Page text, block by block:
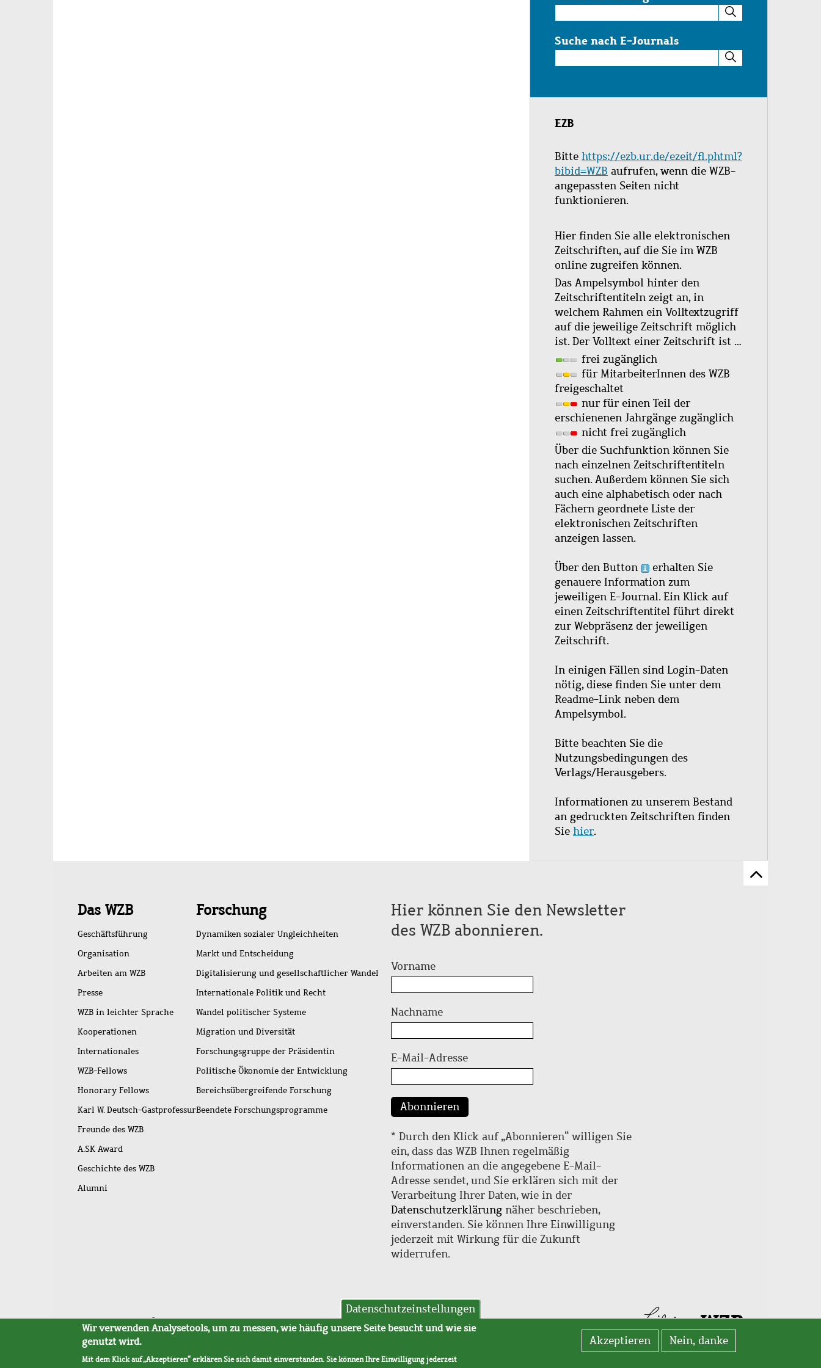
im
Katalog
Suche nach E-Journals
nach
Journals
EZB
Bitte https://ezb.ur.de/ezeit/fl.phtml?
bibid=WZB aufrufen, wenn die WZB-
angepassten Seiten nicht
funktionieren.
Hier finden Sie alle elektronischen
Zeitschriften, auf die Sie im WZB
online zugreifen können.
Das Ampelsymbol hinter den
Zeitschriftentiteln zeigt an, in
welchem Rahmen ein Volltextzugriff
auf die jeweilige Zeitschrift möglich
ist. Der Volltext einer Zeitschrift ist …
frei zugänglich
für MitarbeiterInnen des WZB
freigeschaltet
nur für einen Teil der
erschienenen Jahrgänge zugänglich
nicht frei zugänglich
Über die Suchfunktion können Sie
nach einzelnen Zeitschriftentiteln
suchen. Außerdem können Sie sich
auch eine alphabetisch oder nach
Fächern geordnete Liste der
elektronischen Zeitschriften
anzeigen lassen.
Über den Button
erhalten Sie
genauere Information zum
jeweiligen E-Journal. Ein Klick auf
einen Zeitschriftentitel führt direkt
zur Webpräsenz der jeweiligen
Zeitschrift.
In einigen Fällen sind Login-Daten
nötig, diese finden Sie unter dem
Readme-Link neben dem
Ampelsymbol.
Bitte beachten Sie die
Nutzungsbedingungen des
Verlags/Herausgebers.
Informationen zu unserem Bestand
an gedruckten Zeitschriften finden
Sie hier.
Zum
Schnellzugriff
Das WZB
Geschäftsführung
Organisation
Arbeiten am WZB
Presse
WZB in leichter Sprache
Kooperationen
Internationales
WZB-Fellows
Honorary Fellows
Karl W. Deutsch-Gastprofessur
Freunde des WZB
A.SK Award
Geschichte des WZB
Alumni
Forschung
Dynamiken sozialer Ungleichheiten
Markt und Entscheidung
Digitalisierung und gesellschaftlicher Wandel
Internationale Politik und Recht
Wandel politischer Systeme
Migration und Diversität
Forschungsgruppe der Präsidentin
Politische Ökonomie der Entwicklung
Bereichsübergreifende Forschung
Beendete Forschungsprogramme
Hier können Sie den Newsletter
des WZB abonnieren.
Vorname
Nachname
E-Mail-Adresse
Abonnieren
* Durch den Klick auf „Abonnieren“ willigen Sie
ein, dass das WZB Ihnen regelmäßig
Informationen an die angegebene E-Mail-
Adresse sendet, und Sie erklären sich mit der
Verarbeitung Ihrer Daten, wie in der
Datenschutzerklärung näher beschrieben,
einverstanden. Sie können Ihre Einwilligung
jederzeit mit Wirkung für die Zukunft
widerrufen.
Fußleistenmenü
SitemapBarrierefreiheitImpressumDatenschutzAVB
Datenschutzeinstellungen
Wir verwenden Analysetools, um zu messen, wie häufig unsere Seite besucht und wie sie
genutzt wird.
Mit dem Klick auf „Akzeptieren“ erklären Sie sich damit einverstanden. Sie können Ihre Einwilligung jederzeit
Akzeptieren Nein, danke